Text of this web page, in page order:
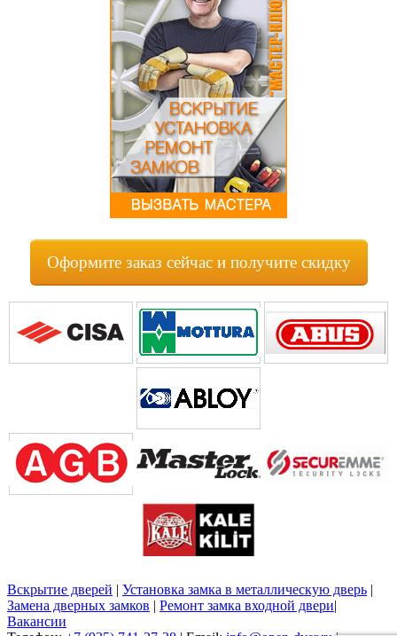
Оформите заказ сейчас и получите скидку
Вскрытие дверей | Установка замка в металлическую дверь |
Замена дверных замков | Ремонт замка входной двери|
Вакансии